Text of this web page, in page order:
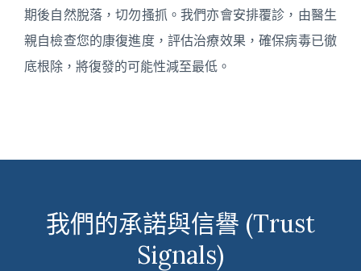
期後自然脫落，切勿搔抓。我們亦會安排覆診，由醫生
親自檢查您的康復進度，評估治療效果，確保病毒已徹
底根除，將復發的可能性減至最低。
我們的承諾與信譽 (Trust
Signals)